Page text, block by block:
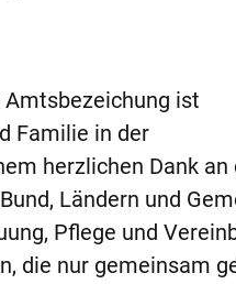
ist
Familie in der
herzlichen Dank an
Ländern und
Pflege und
die nur gemeinsam